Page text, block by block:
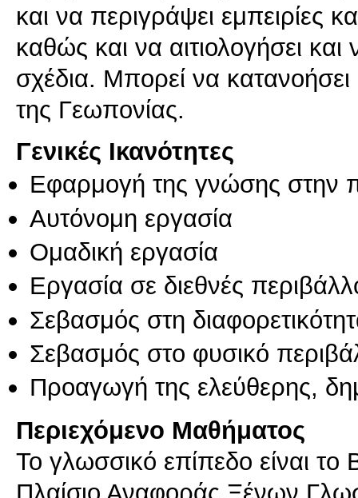
και να περιγράψει εμπειρίες
καθώς και να αιτιολογήσει
σχέδια. Μπορεί να κατανοήσει
Γενικές Ικανότητες
Εφαρμογή της γνώσης στην
Αυτόνομη εργασία
Ομαδική εργασία
Εργασία σε διεθνές
Σεβασμός στη
Σεβασμός στο φυσικό
Προαγωγή της ελεύθερης,
Περιεχόμενο Μαθήματος
Το γλωσσικό επίπεδο είναι